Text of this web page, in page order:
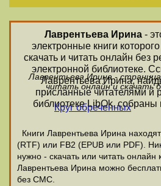
Лаврентьева Ирина -
электронные книги
скачать и читать онлайн без
электронной библиотеке.
Лаврентьева Ирина,
присланные читателями и
библиотеке LibOk, собраны
Лаврентьева Ирина -
читать онлайн и скачать
Круг обреченных
Книги Лаврентьева Ирина
(RTF) или FB2 (EPUB или PDF).
нужно - скачать или читать онлайн
Лаврентьева Ирина можно
без СМС.